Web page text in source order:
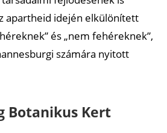
apartheid idején elkülönített
és „nem fehéreknek”,
számára nyitott
Botanikus Kert